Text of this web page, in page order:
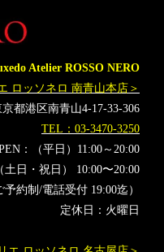
Atelier ROSSO NERO
ロッソネロ 南青山本店＞
京都港区南青山4-17-33-306
TEL：03-3470-3250
：（平日）11:00～20:00
（土日・祝日） 10:00〜20:00
予約制/電話受付 19:00迄）
定休日：火曜日